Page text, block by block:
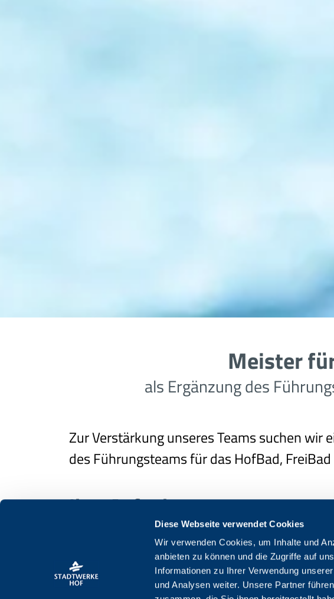
Diese Webseite verwendet Cookies
Wir verwenden Cookies, um Inhalte und
anbieten zu können und die Zugriffe auf
Informationen zu Ihrer Verwendung
und Analysen weiter. Unsere Partner
Meister
als Ergänzung des
Zur Verstärkung unseres Teams suchen
des Führungsteams für das HofBad,
Ihre Aufgaben:
Verantwortliche Leitung auf der Schicht
Koordination – Organisation,
Saunabetrieb / Technik / Kasse / Bistro
Überwachung und Sicherstellung